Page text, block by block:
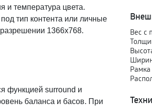
и температура цвета.
тип контента или личные
1366x768.
функцией surround и
баланса и басов. При
Вес с
Рамка